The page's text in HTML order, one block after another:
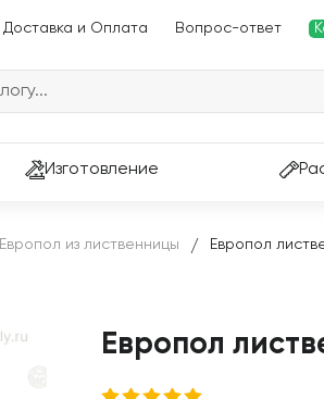
Доставка и Оплата Вопрос-ответ
Изготовление
Европол из лиственницы / Европол
Европол